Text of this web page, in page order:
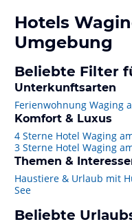
Hotels
Umgebung
Beliebte Filter
Unterkunftsarten
Ferienwohnung Waging
Komfort & Luxus
4 Sterne Hotel Waging
3 Sterne Hotel Waging
Themen &
Haustiere & Urlaub mit
See
Beliebte